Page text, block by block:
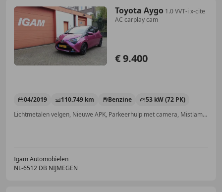
Toyota Aygo 1.0 VVT-i x-cite
AC carplay cam
€ 9.400
04/2019 110.749 km Benzine
53 kW (72 PK)
Lichtmetalen velgen, Nieuwe APK, Parkeerhulp met camera, Mistlampen, Alarm, Apple CarPlay, Airconditioning, Android Auto
Igam Automobielen
NL-6512 DB NIJMEGEN